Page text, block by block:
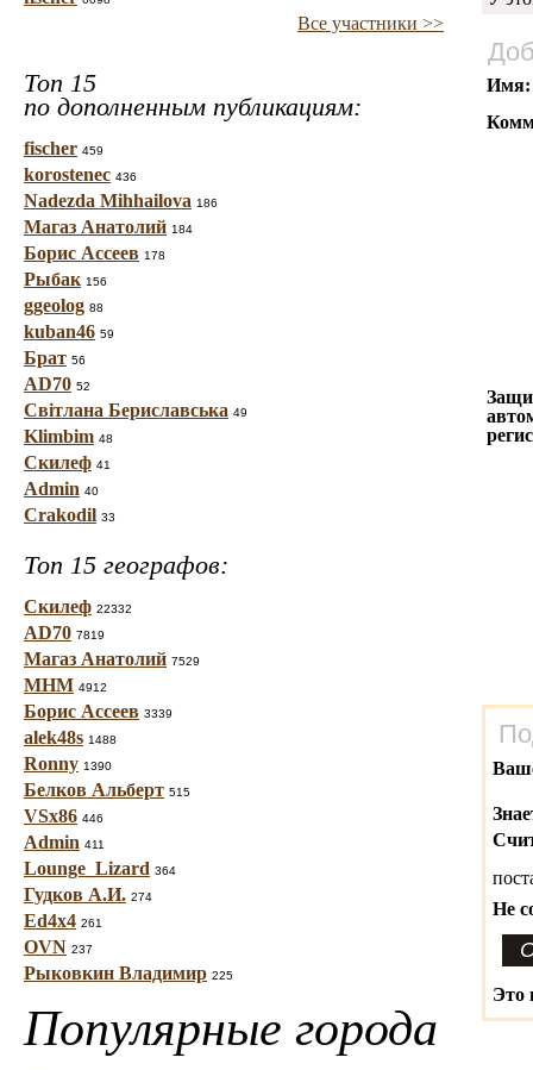
Все участники >>
Топ 15
по дополненным публикациям:
fischer 459
korostenec 436
Nadezda Mihhailova 186
Магаз Анатолий 184
Борис Ассеев 178
Рыбак 156
ggeolog 88
kuban46 59
Брат 56
AD70 52
Світлана Бериславська 49
Klimbim 48
Скилеф 41
Admin 40
Crakodil 33
Топ 15 географов:
Скилеф 22332
AD70 7819
Магаз Анатолий 7529
МНМ 4912
Борис Ассеев 3339
alek48s 1488
Ronny 1390
Белков Альберт 515
VSx86 446
Admin 411
Lounge_Lizard 364
Гудков А.И. 274
Ed4x4 261
OVN 237
Рыковкин Владимир 225
Популярные города
Имя:
Не
Это